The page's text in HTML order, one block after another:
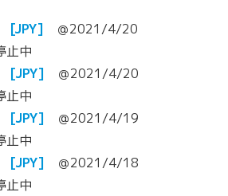
＠2021/4/20
止中
[JPY] ＠2021/4/20
止中
[JPY] ＠2021/4/19
止中
[JPY] ＠2021/4/18
止中